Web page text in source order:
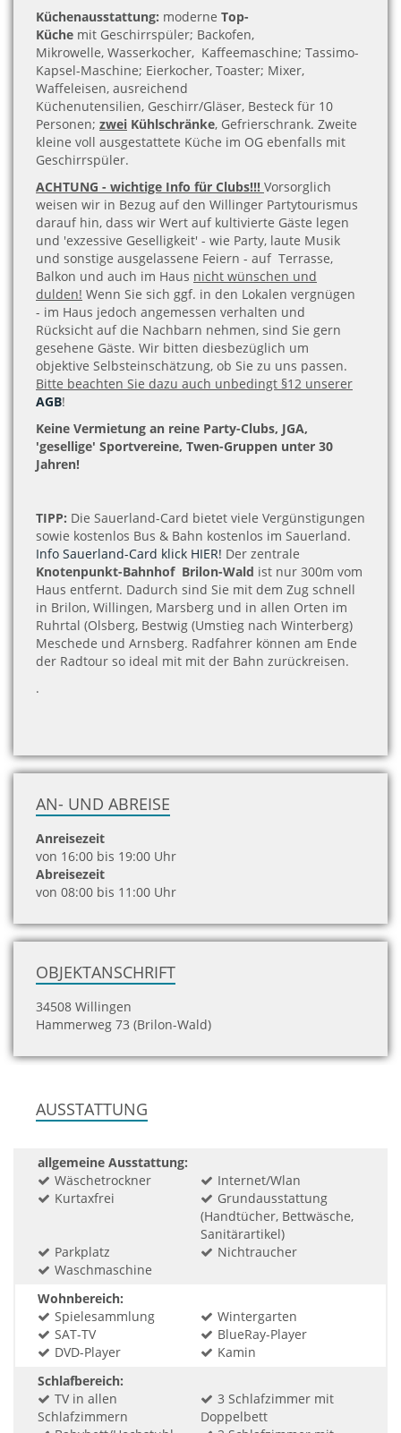
Küchenausstattung: moderne Top-
Küche mit Geschirrspüler; Backofen,
Mikrowelle, Wasserkocher, Kaffeemaschine; Tassimo-
Kapsel-Maschine; Eierkocher, Toaster; Mixer,
Waffeleisen, ausreichend
Küchenutensilien, Geschirr/Gläser, Besteck für 10
Personen; zwei Kühlschränke, Gefrierschrank. Zweite
kleine voll ausgestattete Küche im OG ebenfalls mit
Geschirrspüler.
ACHTUNG - wichtige Info für Clubs!!! Vorsorglich
weisen wir in Bezug auf den Willinger Partytourismus
darauf hin, dass wir Wert auf kultivierte Gäste legen
und 'exzessive Geselligkeit' - wie Party, laute Musik
und sonstige ausgelassene Feiern - auf Terrasse,
Balkon und auch im Haus nicht wünschen und
dulden! Wenn Sie sich ggf. in den Lokalen vergnügen
- im Haus jedoch angemessen verhalten und
Rücksicht auf die Nachbarn nehmen, sind Sie gern
gesehene Gäste. Wir bitten diesbezüglich um
objektive Selbsteinschätzung, ob Sie zu uns passen.
Bitte beachten Sie dazu auch unbedingt §12 unserer
AGB!
Keine Vermietung an reine Party-Clubs, JGA,
'gesellige' Sportvereine, Twen-Gruppen unter 30
Jahren!
TIPP: Die Sauerland-Card bietet viele Vergünstigungen
sowie kostenlos Bus & Bahn kostenlos im Sauerland.
Info Sauerland-Card klick HIER! Der zentrale
Knotenpunkt-Bahnhof Brilon-Wald ist nur 300m vom
Haus entfernt. Dadurch sind Sie mit dem Zug schnell
in Brilon, Willingen, Marsberg und in allen Orten im
Ruhrtal (Olsberg, Bestwig (Umstieg nach Winterberg)
Meschede und Arnsberg. Radfahrer können am Ende
der Radtour so ideal mit mit der Bahn zurückreisen.
.
AN- UND ABREISE
Anreisezeit
von 16:00 bis 19:00 Uhr
Abreisezeit
von 08:00 bis 11:00 Uhr
OBJEKTANSCHRIFT
34508 Willingen
Hammerweg 73 (Brilon-Wald)
AUSSTATTUNG
allgemeine Ausstattung:
Wäschetrockner
Internet/Wlan
Kurtaxfrei
Grundausstattung
(Handtücher, Bettwäsche,
Sanitärartikel)
Parkplatz
Nichtraucher
Waschmaschine
Wohnbereich:
Spielesammlung
Wintergarten
SAT-TV
BlueRay-Player
DVD-Player
Kamin
Schlafbereich:
TV in allen
Schlafzimmern
3 Schlafzimmer mit
Doppelbett